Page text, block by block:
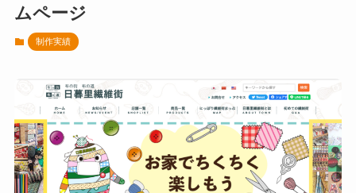
ムページ
制作実績